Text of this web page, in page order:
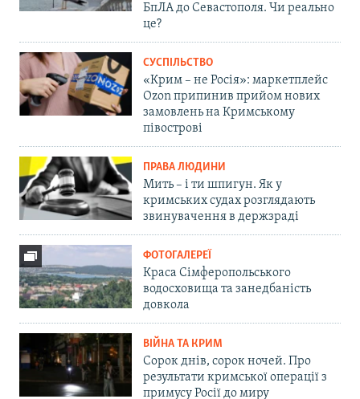
БпЛА до Севастополя. Чи реально
це?
СУСПІЛЬСТВО
«Крим – не Росія»: маркетплейс
Ozon припинив прийом нових
замовлень на Кримському
півострові
ПРАВА ЛЮДИНИ
Мить – і ти шпигун. Як у
кримських судах розглядають
звинувачення в держзраді
ФОТОГАЛЕРЕЇ
Краса Сімферопольського
водосховища та занедбаність
довкола
ВІЙНА ТА КРИМ
Сорок днів, сорок ночей. Про
результати кримської операції з
примусу Росії до миру